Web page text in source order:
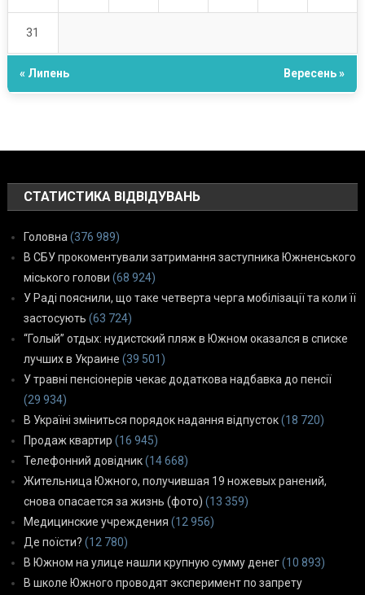
31
« Липень Вересень »
СТАТИСТИКА ВІДВІДУВАНЬ
Головна (376 989)
В СБУ прокоментували затримання заступника Южненського
міського голови (68 924)
У Раді пояснили, що таке четверта черга мобілізації та коли її
застосують (63 724)
“Голый” отдых: нудистский пляж в Южном оказался в списке
лучших в Украине (39 501)
У травні пенсіонерів чекає додаткова надбавка до пенсії
(29 934)
В Україні зміниться порядок надання відпусток(18 720)
Продаж квартир (16 945)
Телефонний довідник(14 668)
Жительница Южного, получившая 19 ножевых ранений,
снова опасается за жизнь (фото) (13 359)
Медицинские учреждения (12 956)
Де поїсти? (12 780)
В Южном на улице нашли крупную сумму денег(10 893)
В школе Южного проводят эксперимент по запрету